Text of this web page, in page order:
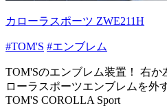
カローラスポーツ ZWE211H
#TOM'S #エンブレム
TOM'Sのエンブレム装置！ 右か
ローラスポーツエンブレムを外
TOM'S COROLLA Sport